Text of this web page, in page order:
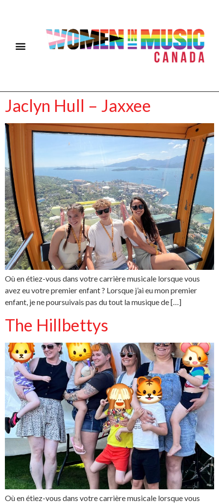
Jaclyn Hull – Jaxxee
Où en étiez-vous dans votre carrière musicale lorsque vous
avez eu votre premier enfant ? Lorsque j’ai eu mon premier
enfant, je ne poursuivais pas du tout la musique de […]
The Hillbettys
Où en étiez-vous dans votre carrière musicale lorsque vous